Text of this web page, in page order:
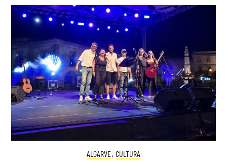
ALGARVE, CULTURA